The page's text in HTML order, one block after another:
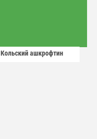
Кольский ашкрофтин